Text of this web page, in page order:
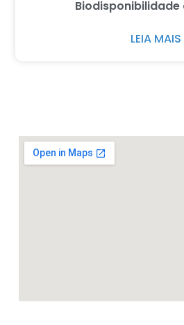
Biodisponibilidade
LEIA MAIS